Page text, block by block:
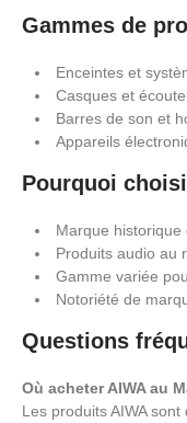
Gammes de
Enceintes et
Casques et
Barres de son et
Appareils
Pourquoi
Marque
Produits audio au
Gamme variée
Notoriété de
Questions
Où acheter AIWA au
Les produits AIWA